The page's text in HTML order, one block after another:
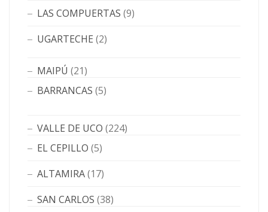
LAS COMPUERTAS (9)
UGARTECHE (2)
MAIPÚ (21)
BARRANCAS (5)
VALLE DE UCO (224)
EL CEPILLO (5)
ALTAMIRA(17)
SAN CARLOS (38)